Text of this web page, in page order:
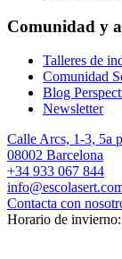
Comunidad y
Talleres de
Comunidad
Blog
Newsletter
Calle Arcs, 1-3, 5a
08002 Barcelona
+34 933 067 844
Contacta con
Horario de